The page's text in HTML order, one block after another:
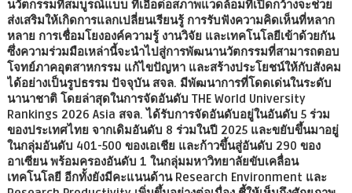
นวัตกรรมที่สมบูรณ์แบบ ที่เอื้อต่อสภาพแวดล้อมที่เปิดกว้างจะช่วย
ส่งเสริมให้เกิดการแลกเปลี่ยนเรียนรู้ การรับฟังความคิดเห็นที่หลาก
หลาย การเชื่อมโยงองค์ความรู้ งานวิจัย และเทคโนโลยีเข้าด้วยกัน
ซึ่งความร่วมมือเหล่านี้จะนำไปสู่การพัฒนานวัตกรรมที่สามารถตอบ
โจทย์ภาคอุตสาหกรรม แก้ไขปัญหา และสร้างประโยชน์ให้กับสังคม
ได้อย่างเป็นรูปธรรม ปัจจุบัน สจล. มีพัฒนาการที่โดดเด่นในระดับ
นานาชาติ โดยล่าสุดในการจัดอันดับ THE World University
Rankings 2026 Asia สจล. ได้รับการจัดอันดับอยู่ในอันดับ 5 ร่วม
ของประเทศไทย จากเดิมอันดับ 8 ร่วมในปี 2025 และขยับขึ้นมาอยู่
ในกลุ่มอันดับ 401-500 ของเอเชีย และก้าวขึ้นสู่อันดับ 290 ของ
อาเซียน พร้อมครองอันดับ 1 ในกลุ่มมหาวิทยาลัยขับเคลื่อน
เทคโนโลยี อีกทั้งยังมีคะแนนด้าน Research Environment และ